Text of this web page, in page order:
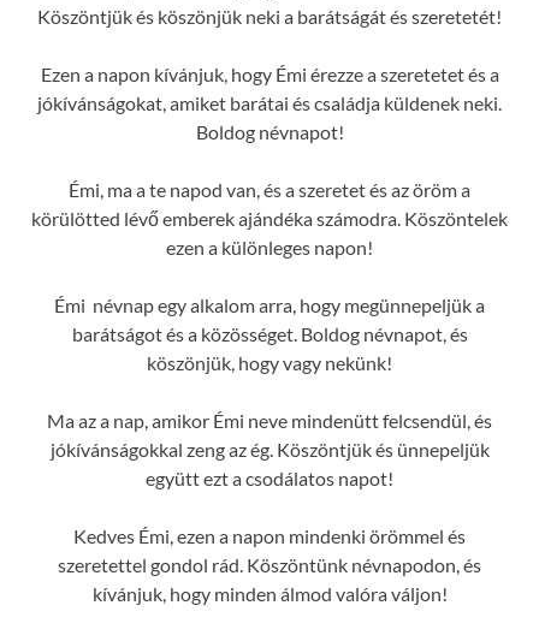
Köszöntjük és köszönjük neki a barátságát és szeretetét!
Ezen a napon kívánjuk, hogy Émi érezze a szeretetet és a
jókívánságokat, amiket barátai és családja küldenek neki.
Boldog névnapot!
Émi, ma a te napod van, és a szeretet és az öröm a
körülötted lévő emberek ajándéka számodra. Köszöntelek
ezen a különleges napon!
Émi névnap egy alkalom arra, hogy megünnepeljük a
barátságot és a közösséget. Boldog névnapot, és
köszönjük, hogy vagy nekünk!
Ma az a nap, amikor Émi neve mindenütt felcsendül, és
jókívánságokkal zeng az ég. Köszöntjük és ünnepeljük
együtt ezt a csodálatos napot!
Kedves Émi, ezen a napon mindenki örömmel és
szeretettel gondol rád. Köszöntünk névnapodon, és
kívánjuk, hogy minden álmod valóra váljon!